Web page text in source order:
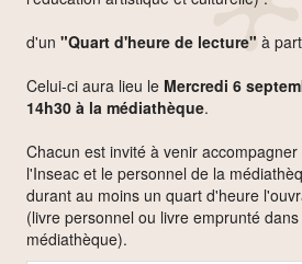
d'un "Quart d'heure de lecture" à
Celui-ci aura lieu le Mercredi 6
14h30 à la médiathèque.
Chacun est invité à venir
l'Inseac et le personnel de la
durant au moins un quart d'heure
(livre personnel ou livre emprunté
médiathèque).